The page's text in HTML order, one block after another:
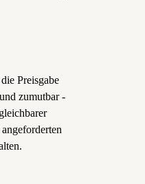
Preisgabe
zumutbar -